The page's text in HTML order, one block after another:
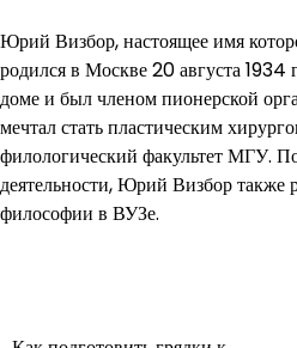
Юрий Визбор, настоящее имя
родился в Москве 20 августа 1934
доме и был членом пионерской
мечтал стать пластическим
филологический факультет МГУ.
деятельности, Юрий Визбор также
философии в ВУЗе.
по